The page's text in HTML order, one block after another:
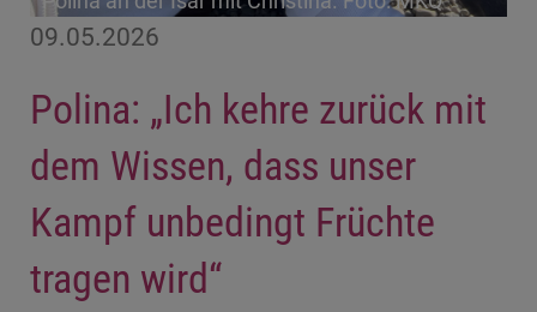
09.05.2026
Polina: „Ich kehre zurück mit
dem Wissen, dass unser
Kampf unbedingt Früchte
tragen wird“